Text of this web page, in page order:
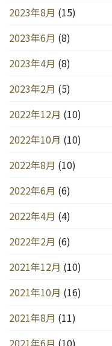
2023年8月 (15)
2023年6月 (8)
2023年4月 (8)
2023年2月 (5)
2022年12月 (10)
2022年10月 (10)
2022年8月 (10)
2022年6月 (6)
2022年4月 (4)
2022年2月 (6)
2021年12月 (10)
2021年10月 (16)
2021年8月 (11)